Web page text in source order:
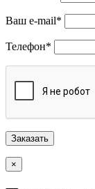
Ваш e-mail*
Телефон*
×